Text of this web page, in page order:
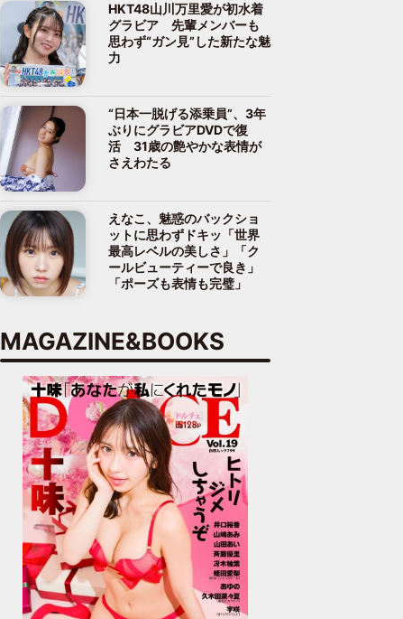
HKT48山川万里愛が初水着
グラビア 先輩メンバーも
思わず“ガン見”した新たな魅
力
“日本一脱げる添乗員”、3年
ぶりにグラビアDVDで復
活 31歳の艶やかな表情が
さえわたる
えなこ、魅惑のバックショ
ットに思わずドキッ「世界
最高レベルの美しさ」「ク
ールビューティーで良き」
「ポーズも表情も完璧」
MAGAZINE&BOOKS